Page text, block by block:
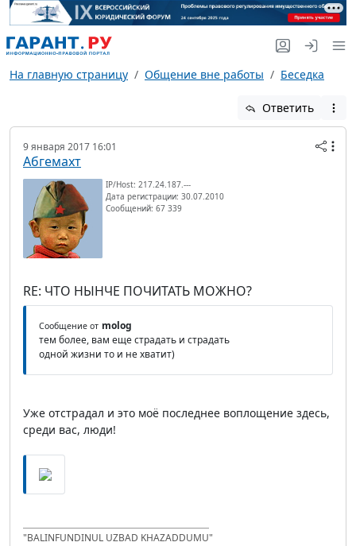
На главную страницу Общение вне работы Беседка
Ответить
9 января 2017 16:01
Абгемахт
IP/Host: 217.24.187.---
Дата регистрации: 30.07.2010
Сообщений: 67 339
RE: ЧТО НЫНЧЕ ПОЧИТАТЬ МОЖНО?
Сообщение от molog
тем более, вам еще страдать и страдать
одной жизни то и не хватит)
Уже отстрадал и это моё последнее воплощение здесь,
среди вас, люди!
"BALINFUNDINUL UZBAD KHAZADDUMU"